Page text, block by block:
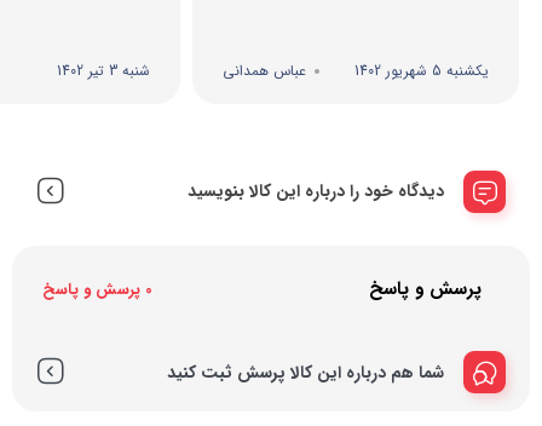
یکشنبه 5 شهریور 1402 عباس همدانی شنبه 3 تیر 1402
دیدگاه خود را درباره این کالا بنویسید
پرسش و پاسخ 0 پرسش و پاسخ
شما هم درباره این کالا پرسش ثبت کنید